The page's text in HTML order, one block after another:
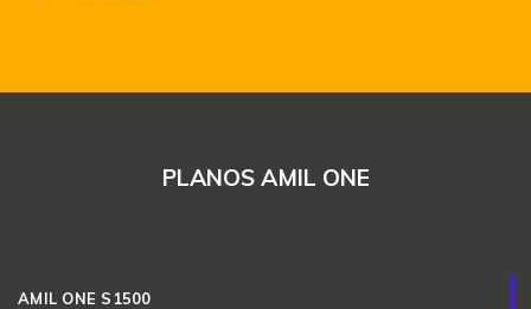
PLANOS AMIL ONE
AMIL ONE S1500